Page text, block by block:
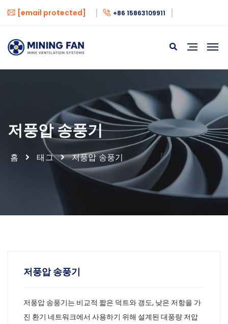
[email protected] +86 15863109911
저풍압 송풍기
홈 태그 저풍압 송풍기
저풍압 송풍기
저풍압 송풍기는 비교적 짧은 덕트와 갱도, 낮은 저항을 가
진 환기 네트워크에서 사용하기 위해 설계된 대풍량 저압